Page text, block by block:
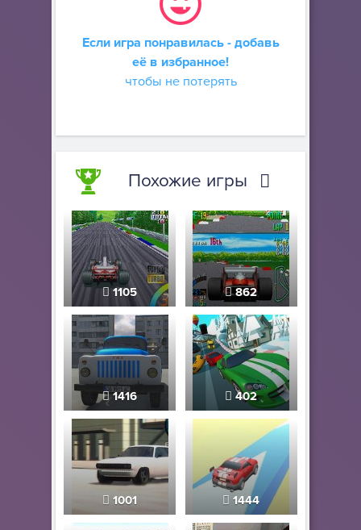
Если игра понравилась - добавь
её в избранное!
чтобы не потерять
Похожие игры
1105 862
1416 402
1001 1444